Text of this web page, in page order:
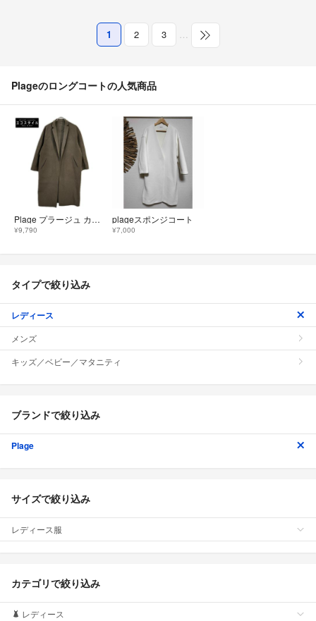
1 2 3 …
Plageのロングコートの人気商品
Plage プラージュ カーキ ウール ハミルトン テーラードコート
¥9,790
plageスポンジコート
¥7,000
タイプで絞り込み
レディース
メンズ
キッズ／ベビー／マタニティ
ブランドで絞り込み
Plage
サイズで絞り込み
レディース服
カテゴリで絞り込み
レディース